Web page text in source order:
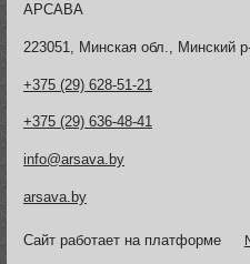
АРСАВА
223051, Минская обл., Минский
+375 (29) 628-51-21
+375 (29) 636-48-41
info@arsava.by
arsava.by
Сайт работает на платформе